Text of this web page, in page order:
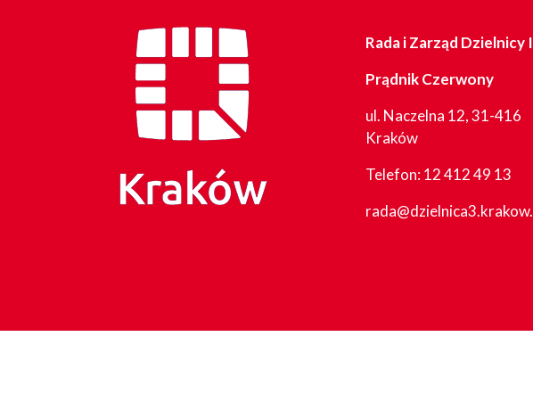
Rada i Zarząd Dzielnicy
Prądnik Czerwony
ul. Naczelna 12, 31-416
Kraków
Telefon:12 412 49 13